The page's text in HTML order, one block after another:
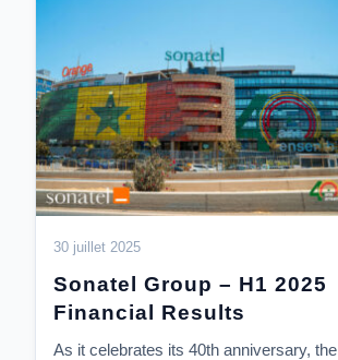
30 juillet 2025
Sonatel Group – H1 2025
Financial Results
As it celebrates its 40th anniversary, the